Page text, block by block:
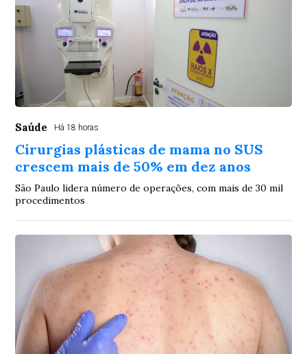
Saúde Há 18 horas
Cirurgias plásticas de mama no SUS
crescem mais de 50% em dez anos
São Paulo lidera número de operações, com mais de 30 mil
procedimentos